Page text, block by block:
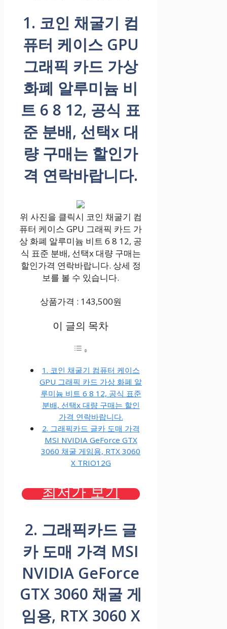
1. 코인 채굴기 컴
퓨터 케이스 GPU
그래픽 카드 가상
화폐 알루미늄 비
트 6 8 12, 공식 표
준 분배, 선택x 대
량 구매는 할인가
격 연락바랍니다.
위 사진을 클릭시 코인 채굴기 컴
퓨터 케이스 GPU 그래픽 카드 가
상 화폐 알루미늄 비트 6 8 12, 공
식 표준 분배, 선택x 대량 구매는
할인가격 연락바랍니다. 상세 정
보를 볼 수 있습니다.
상품가격 : 143,500원
이 글의 목차
1. 코인 채굴기 컴퓨터 케이스
GPU 그래픽 카드 가상 화폐 알
루미늄 비트 6 8 12, 공식 표준
분배, 선택x 대량 구매는 할인
가격 연락바랍니다.
2. 그래픽카드 글카 도매 가격
MSI NVIDIA GeForce GTX
3060 채굴 게임용, RTX 3060
X TRIO12G
최저가 보기
2. 그래픽카드 글
카 도매 가격 MSI
NVIDIA GeForce
GTX 3060 채굴 게
임용, RTX 3060 X